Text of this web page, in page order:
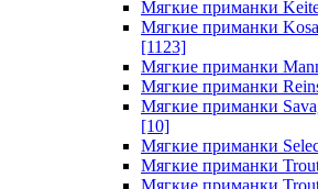
Мягкие приманки
Мягкие приманки
[1123]
Мягкие приманки
Мягкие приманки
Мягкие приманки
[10]
Мягкие приманки
Мягкие приманки